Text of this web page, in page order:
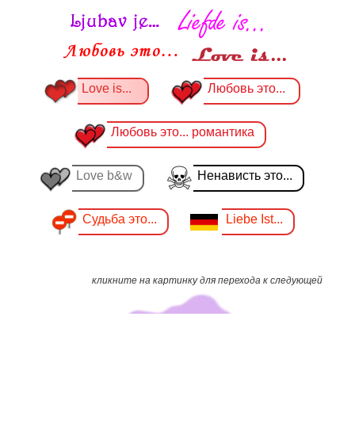
Love is... Любовь это...
Любовь это... романтика
Love b&w Ненависть это...
Судьба это... Liebe Ist...
кликните на картинку для перехода к следующей